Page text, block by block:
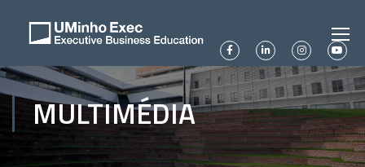
MULTIMÉDIA